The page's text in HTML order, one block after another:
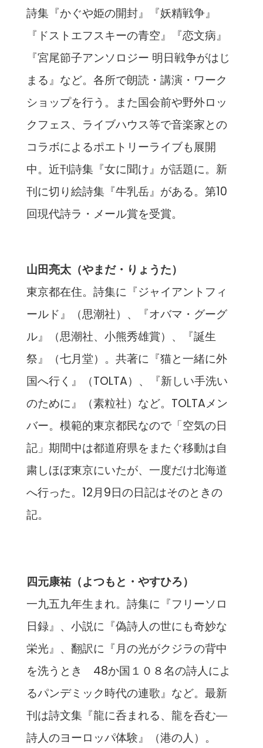
詩集『かぐや姫の開封』『妖精戦争』
『ドストエフスキーの青空』『恋文病』
『宮尾節子アンソロジー 明日戦争がはじ
まる』など。各所で朗読・講演・ワーク
ショップを行う。また国会前や野外ロッ
クフェス、ライブハウス等で音楽家との
コラボによるポエトリーライブも展開
中。近刊詩集『女に聞け』が話題に。新
刊に切り絵詩集『牛乳岳』がある。第10
回現代詩ラ・メール賞を受賞。
山田亮太（やまだ・りょうた）
東京都在住。詩集に『ジャイアントフィ
ールド』（思潮社）、『オバマ・グーグ
ル』（思潮社、小熊秀雄賞）、『誕生
祭』（七月堂）。共著に『猫と一緒に外
国へ行く』（TOLTA）、『新しい手洗い
のために』（素粒社）など。TOLTAメン
バー。模範的東京都民なので「空気の日
記」期間中は都道府県をまたぐ移動は自
粛しほぼ東京にいたが、一度だけ北海道
へ行った。12月9日の日記はそのときの
記。
四元康祐（よつもと・やすひろ）
一九五九年生まれ。詩集に『フリーソロ
日録』、小説に『偽詩人の世にも奇妙な
栄光』、翻訳に『月の光がクジラの背中
を洗うとき 48か国１０８名の詩人によ
るパンデミック時代の連歌』など。最新
刊は詩文集『龍に呑まれる、龍を呑む―
詩人のヨーロッパ体験』（港の人）。